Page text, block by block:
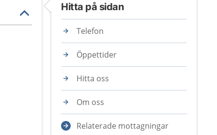
Hitta på sidan
Telefon
Öppettider
Hitta oss
Om oss
Relaterade mottagningar